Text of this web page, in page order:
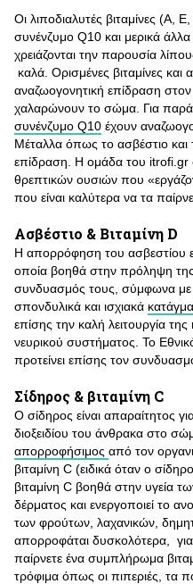
Οι λιποδιαλυτές βιταμίνες (Α,
συνένζυμο Q10 και μερικά άλλα
χρειάζονται την παρουσία
καλά. Ορισμένες βιταμίνες
αναζωογονητική επίδραση
χαλαρώνουν το σώμα. Για
συνένζυμο Q10 έχουν
Μέταλλα όπως το ασβέστιο και
επίδραση. H ομάδα του itrofi.gr
θρεπτικών ουσιών που
που είναι καλύτερα να τα
Ασβέστιο & Βιταμίνη D
Η απορρόφηση του ασβεστίου
οποία βοηθά στην πρόληψη
συνδυασμός τους, σύμφωνα με
σπονδυλικά και ισχιακά
επίσης την καλή λειτουργία
νευρικού συστήματος. Το
προτείνει επίσης τον
Σίδηρος & βιταμίνη C
Ο σίδηρος είναι απαραίτητος
διοξειδίου του άνθρακα στο
απορροφήσιμος από τον
βιταμίνη C (ειδικά όταν ο
βιταμίνη C βοηθά στην υγεία
δέρματος και ενεργοποιεί το
των φρούτων, λαχανικών,
απορροφάται δυσκολότερα,
παίρνετε ένα συμπλήρωμα
τρόφιμα όπως οι πιπεριές, τα